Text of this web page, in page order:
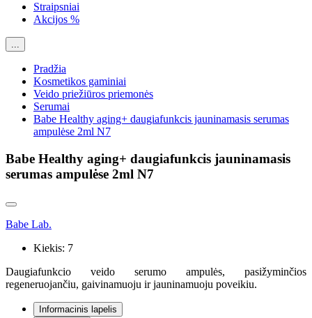
Straipsniai
Akcijos %
...
Pradžia
Kosmetikos gaminiai
Veido priežiūros priemonės
Serumai
Babe Healthy aging+ daugiafunkcis jauninamasis serumas
ampulėse 2ml N7
Babe Healthy aging+ daugiafunkcis jauninamasis
serumas ampulėse 2ml N7
Babe Lab.
Kiekis: 7
Daugiafunkcio veido serumo ampulės, pasižyminčios
regeneruojančiu, gaivinamuoju ir jauninamuoju poveikiu.
Informacinis lapelis